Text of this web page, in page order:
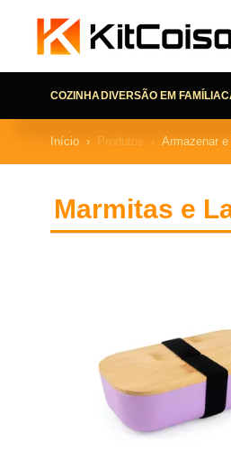
COZINHA DIVERSÃO EM FAMÍLIA
Início Produtos Armazenar
Marmitas e